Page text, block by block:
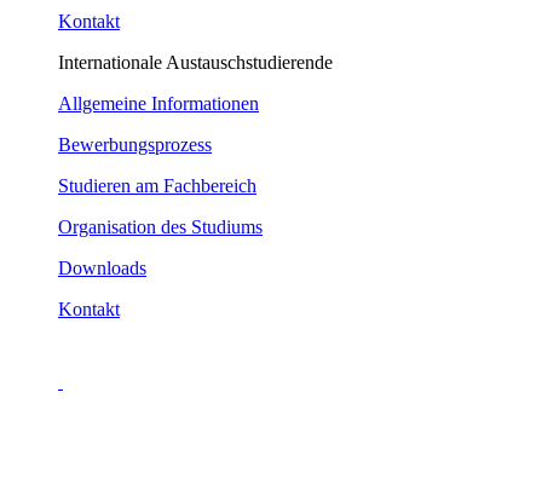
Kontakt
Internationale Austauschstudierende
Allgemeine Informationen
Bewerbungsprozess
Studieren am Fachbereich
Organisation des Studiums
Downloads
Kontakt